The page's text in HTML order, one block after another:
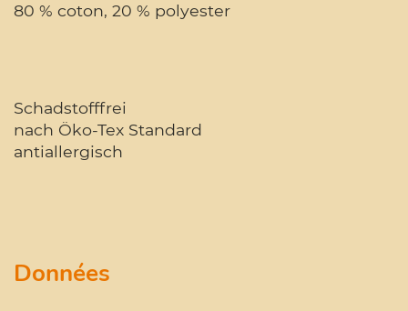
80 % coton, 20 % polyester
Schadstofffrei
nach Öko-Tex Standard
antiallergisch
Données